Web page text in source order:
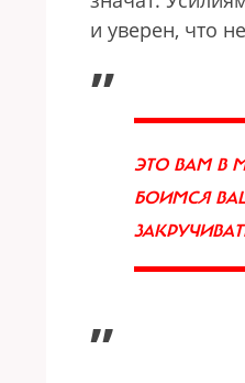
и уверен, что
„
ЭТО ВАМ В
БОИМСЯ
”